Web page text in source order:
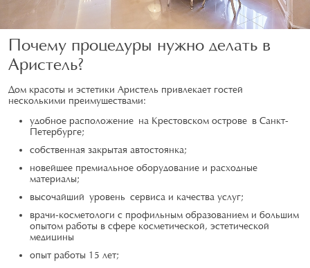
Почему процедуры нужно делать в
Аристель?
Дом красоты и эстетики Аристель привлекает гостей
несколькими преимуществами:
удобное расположение на Крестовском острове в Санкт-
Петербурге;
собственная закрытая автостоянка;
новейшее премиальное оборудование и расходные
материалы;
высочайший уровень сервиса и качества услуг;
врачи-косметологи с профильным образованием и большим
опытом работы в сфере косметической, эстетической
медицины
опыт работы 15 лет;